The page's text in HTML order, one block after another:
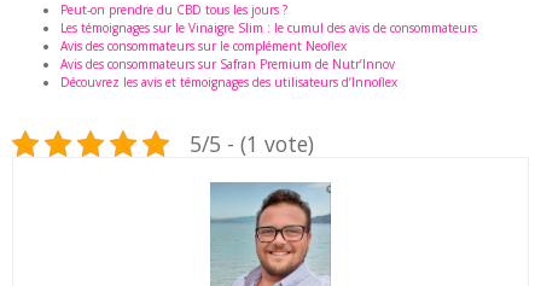
Peut-on prendre du CBD tous les jours ?
Les témoignages sur le Vinaigre Slim : le cumul des avis de consommateurs
Avis des consommateurs sur le complément Neoflex
Avis des consommateurs sur Safran Premium de Nutr’Innov
Découvrez les avis et témoignages des utilisateurs d’Innoflex
5/5 - (1 vote)